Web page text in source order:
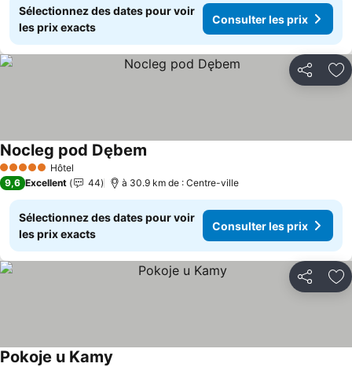
Sélectionnez des dates pour voir
les prix exacts
Consulter les prix
Partager
5 Étoiles Hôtel
Nocleg pod Dębem
9,6 Excellent 44 à 30.9 km de : Centre-ville
Sélectionnez des dates pour voir
les prix exacts
Consulter les prix
Partager
Pokoje u Kamy